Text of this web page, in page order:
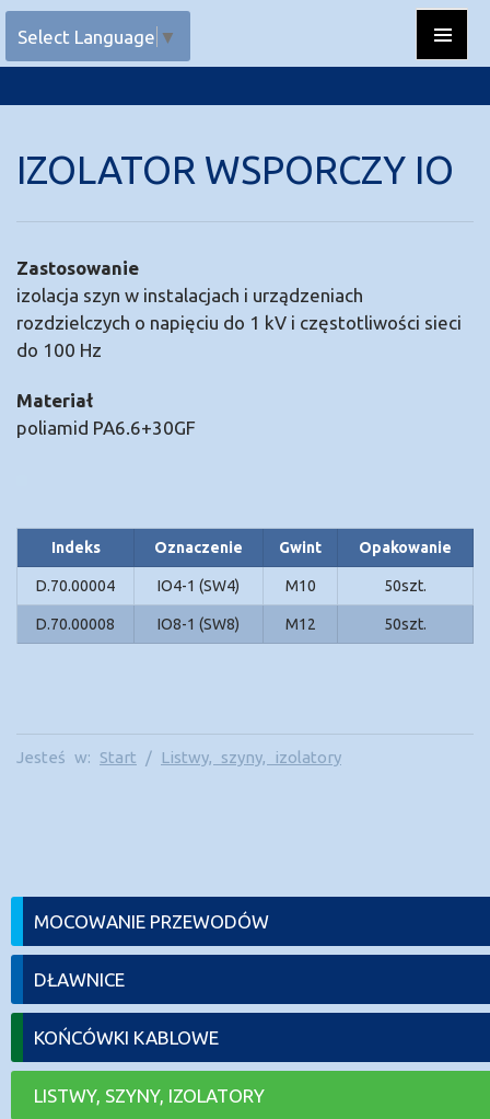
Menu
Select Language ▼
IZOLATOR WSPORCZY IO
Zastosowanie
izolacja szyn w instalacjach i urządzeniach
rozdzielczych o napięciu do 1 kV i częstotliwości sieci
do 100 Hz
Materiał
poliamid PA6.6+30GF
Indeks Oznaczenie Gwint Opakowanie
D.70.00004 IO4-1 (SW4) M10 50szt.
D.70.00008 IO8-1 (SW8) M12 50szt.
Jesteś w: Start / Listwy, szyny, izolatory
MOCOWANIE PRZEWODÓW
DŁAWNICE
KOŃCÓWKI KABLOWE
LISTWY, SZYNY, IZOLATORY